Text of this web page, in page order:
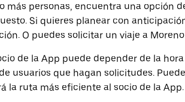
más personas, encuentra una opción
Si quieres planear con
O puedes solicitar un viaje a
de la App puede depender de la
usuarios que hagan solicitudes.
la ruta más eficiente al socio de la App.